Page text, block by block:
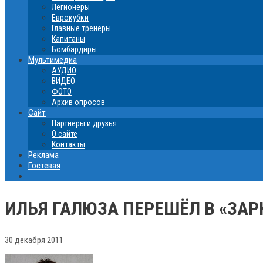
Легионеры
Еврокубки
Главные тренеры
Капитаны
Бомбардиры
Мультимедиа
АУДИО
ВИДЕО
ФОТО
Архив опросов
Сайт
Партнеры и друзья
О сайте
Контакты
Реклама
Гостевая
ИЛЬЯ ГАЛЮЗА ПЕРЕШЁЛ В
30 декабря 2011